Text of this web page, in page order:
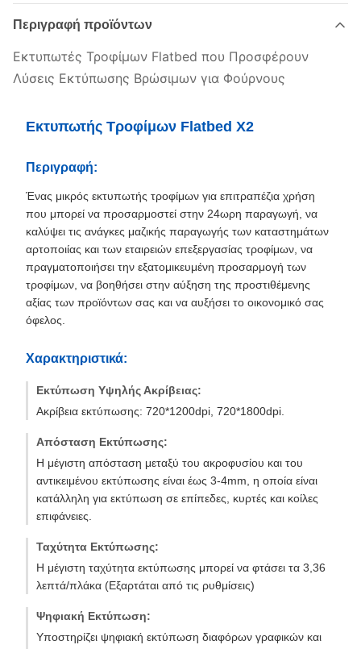
Περιγραφή προϊόντων
Εκτυπωτές Τροφίμων Flatbed που Προσφέρουν
Λύσεις Εκτύπωσης Βρώσιμων για Φούρνους
Εκτυπωτής Τροφίμων Flatbed X2
Περιγραφή:
Ένας μικρός εκτυπωτής τροφίμων για επιτραπέζια χρήση
που μπορεί να προσαρμοστεί στην 24ωρη παραγωγή, να
καλύψει τις ανάγκες μαζικής παραγωγής των καταστημάτων
αρτοποιίας και των εταιρειών επεξεργασίας τροφίμων, να
πραγματοποιήσει την εξατομικευμένη προσαρμογή των
τροφίμων, να βοηθήσει στην αύξηση της προστιθέμενης
αξίας των προϊόντων σας και να αυξήσει το οικονομικό σας
όφελος.
Χαρακτηριστικά:
Εκτύπωση Υψηλής Ακρίβειας:
Ακρίβεια εκτύπωσης: 720*1200dpi, 720*1800dpi.
Απόσταση Εκτύπωσης:
Η μέγιστη απόσταση μεταξύ του ακροφυσίου και του
αντικειμένου εκτύπωσης είναι έως 3-4mm, η οποία είναι
κατάλληλη για εκτύπωση σε επίπεδες, κυρτές και κοίλες
επιφάνειες.
Ταχύτητα Εκτύπωσης:
Η μέγιστη ταχύτητα εκτύπωσης μπορεί να φτάσει τα 3,36
λεπτά/πλάκα (Εξαρτάται από τις ρυθμίσεις)
Ψηφιακή Εκτύπωση:
Υποστηρίζει ψηφιακή εκτύπωση διαφόρων γραφικών και